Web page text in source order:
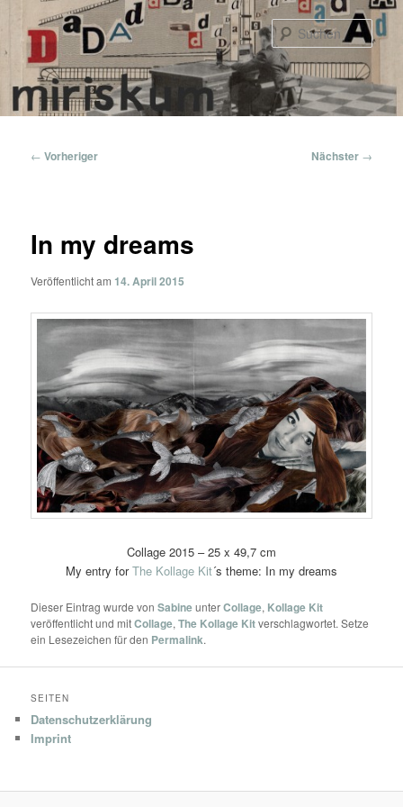
primären
Inhalt
springen
Beitragsnavigation
← Vorheriger Nächster →
In my dreams
Veröffentlicht am 14. April 2015
Collage 2015 – 25 x 49,7 cm
My entry forThe Kollage Kit´s theme: In my dreams
Dieser Eintrag wurde vonSabineunterCollage, Kollage Kit
veröffentlicht und mitCollage,The Kollage Kitverschlagwortet. Setze
ein Lesezeichen für den Permalink.
SEITEN
Datenschutzerklärung
Imprint